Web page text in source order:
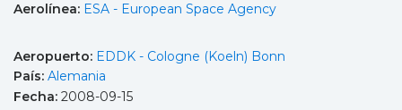
Aerolínea: ESA - European Space Agency
Aeropuerto: EDDK - Cologne (Koeln) Bonn
País: Alemania
Fecha: 2008-09-15